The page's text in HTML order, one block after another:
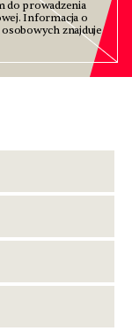
do prowadzenia
Informacja o
znajduje